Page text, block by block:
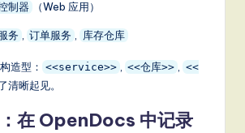
制器 （Web 应用）
务 , 订单服务 , 库存仓库
造型： <<service>> , <<仓库>> , <<
清晰起见。
在 OpenDocs 中记录